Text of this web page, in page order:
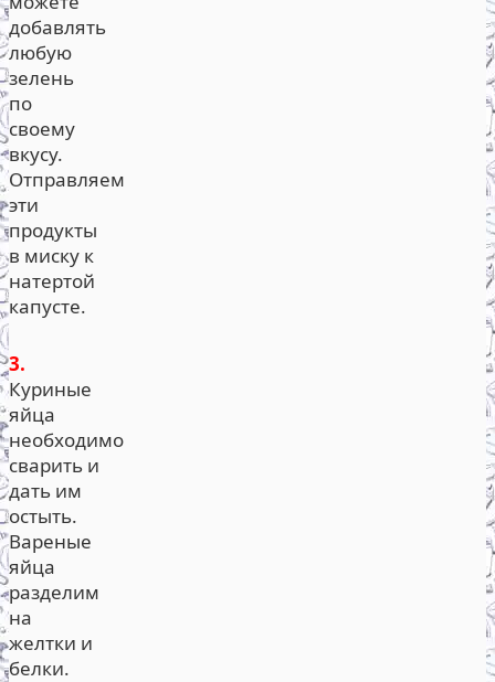
добавлять
любую
зелень
по
своему
вкусу.
Отправляем
эти
продукты
в миску к
натертой
капусте.
3.
Куриные
яйца
необходимо
сварить и
дать им
остыть.
Вареные
яйца
разделим
на
желтки и
белки.